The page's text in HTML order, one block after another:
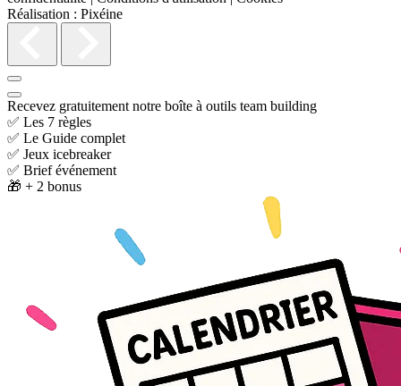
Réalisation : Pixéine
Recevez gratuitement notre boîte à outils team building
✅ Les 7 règles
✅ Le Guide complet
✅ Jeux icebreaker
✅ Brief événement
🎁 + 2 bonus